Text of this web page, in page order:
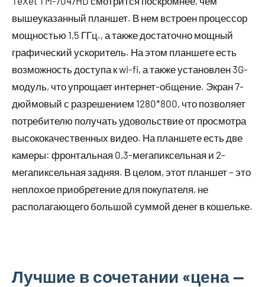
вышеуказанный планшет. В нем встроен процессор
мощностью 1,5 ГГц., а также достаточно мощный
графический ускоритель. На этом планшете есть
возможность доступа к wi-fi, а также установлен 3G-
модуль, что упрощает интернет-общение. Экран 7-
дюймовый с разрешением 1280*800, что позволяет
потребителю получать удовольствие от просмотра
высококачественных видео. На планшете есть две
камеры: фронтальная 0,3-мегапиксельная и 2-
мегапиксельная задняя. В целом, этот планшет – это
неплохое приобретение для покупателя, не
располагающего большой суммой денег в кошельке.
Лучшие в сочетании «цена —